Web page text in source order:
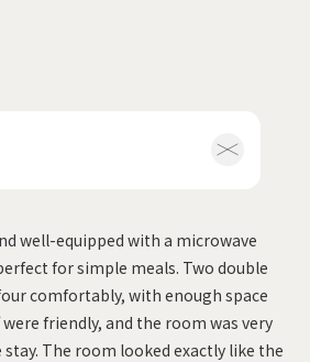
お問い合わせ
ンデミ
Lin, Taiwan
well-equipped with a microwave
for simple meals. Two double
comfortably, with enough space
friendly, and the room was very
stay. The room looked exactly like the